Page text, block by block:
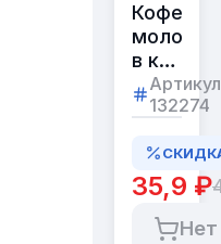
Кофе
молотый
в
50шт/
30%
Робуста,
Италия
132274
35,9 ₽